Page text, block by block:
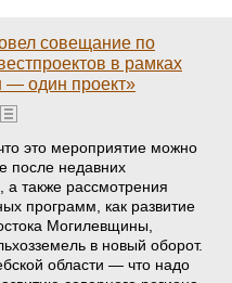
совещание по
в рамках
— один проект»
это мероприятие можно
после недавних
а также рассмотрения
программ, как развитие
Могилевщины,
в новый оборот.
области — что надо